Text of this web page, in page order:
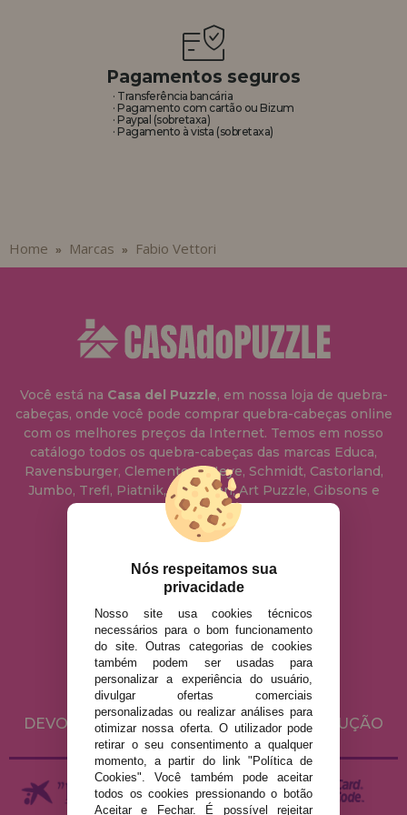
REGISTRO DE REVENDEDOR
Pagamentos seguros
· Transferência bancária
· Pagamento com cartão ou Bizum
· Paypal (sobretaxa)
· Pagamento à vista (sobretaxa)
Home » Marcas » Fabio Vettori
Você está na Casa del Puzzle, em nossa loja de quebra-
cabeças, onde você pode comprar quebra-cabeças online
com os melhores preços da Internet. Temos em nosso
catálogo todos os quebra-cabeças das marcas Educa,
Ravensburger, Clementoni, Heye, Schmidt, Castorland,
Jumbo, Trefl, Piatnik, Anatolian, Art Puzzle, Gibsons e
muito mais.
info@casadopuzzle.pt
AVISO LEGAL
POLÍTICA DE PRIVACIDADE
POLÍTICA DE COOKIES
ENVIO E DEVOLUÇÕES
DEVOLUÇÕES / DIREITO DE LIVRE RESOLUÇÃO
Nós respeitamos sua
privacidade
Nosso site usa cookies técnicos
necessários para o bom funcionamento
do site. Outras categorias de cookies
também podem ser usadas para
personalizar a experiência do usuário,
divulgar ofertas comerciais
personalizadas ou realizar análises para
otimizar nossa oferta. O utilizador pode
retirar o seu consentimento a qualquer
momento, a partir do link "Política de
Cookies". Você também pode aceitar
todos os cookies pressionando o botão
Aceitar e Fechar. É possível rejeitar